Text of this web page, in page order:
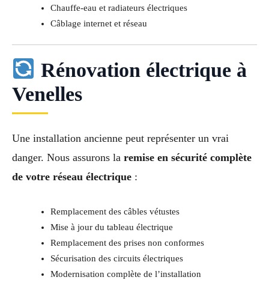
Chauffe-eau et radiateurs électriques
Câblage internet et réseau
Rénovation électrique à
Venelles
Une installation ancienne peut représenter un vrai
danger. Nous assurons la remise en sécurité complète
de votre réseau électrique :
Remplacement des câbles vétustes
Mise à jour du tableau électrique
Remplacement des prises non conformes
Sécurisation des circuits électriques
Modernisation complète de l’installation